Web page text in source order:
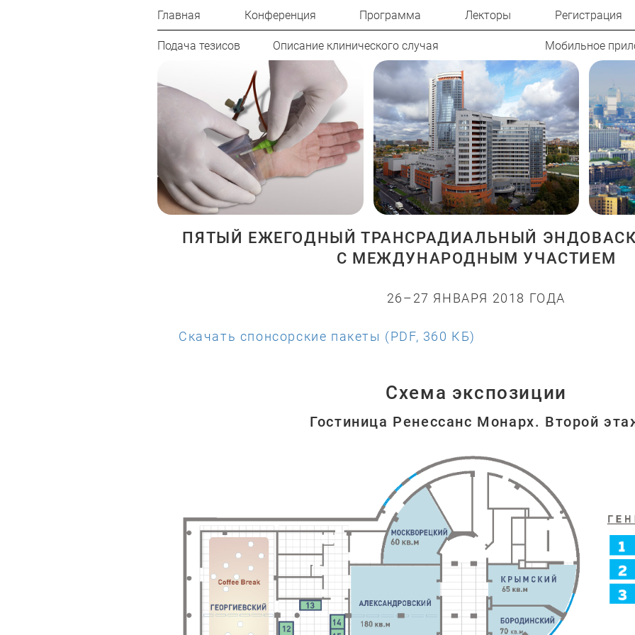
Главная Конференция Программа Лекторы
Регистрация
Подача тезисов
Описание клинического случая Мобильное
ПЯТЫЙ ЕЖЕГОДНЫЙ ТРАНСРАДИАЛЬНЫЙ
С МЕЖДУНАРОДНЫМ УЧАСТИЕМ
26–27 ЯНВАРЯ 2018 ГОДА
Скачать спонсорские пакеты (PDF, 360 КБ)
Схема экспозиции
Гостиница Ренессанс Монарх. Второй